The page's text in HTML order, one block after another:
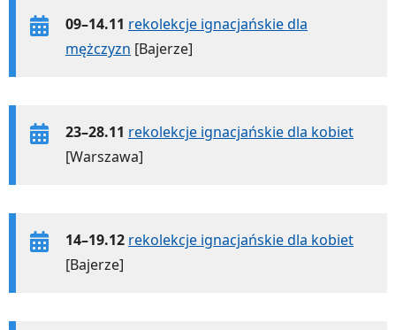
09–14.11 rekolekcje ignacjańskie dla
mężczyzn [Bajerze]
23–28.11 rekolekcje ignacjańskie dla kobiet
[Warszawa]
14–19.12 rekolekcje ignacjańskie dla kobiet
[Bajerze]